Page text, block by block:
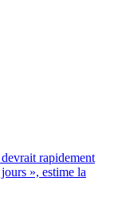
rapidement
», estime la